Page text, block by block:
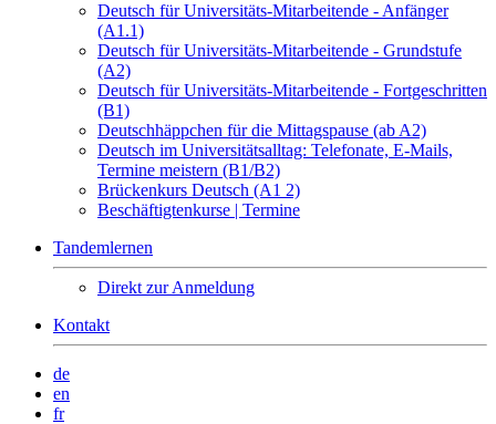
Deutsch für Universitäts-Mitarbeitende - Anfänger
(A1.1)
Deutsch für Universitäts-Mitarbeitende - Grundstufe
(A2)
Deutsch für Universitäts-Mitarbeitende - Fortgeschritten
(B1)
Deutschhäppchen für die Mittagspause (ab A2)
Deutsch im Universitätsalltag: Telefonate, E-Mails,
Termine meistern (B1/B2)
Brückenkurs Deutsch (A1 2)
Beschäftigtenkurse | Termine
Tandemlernen
Direkt zur Anmeldung
Kontakt
de
en
fr